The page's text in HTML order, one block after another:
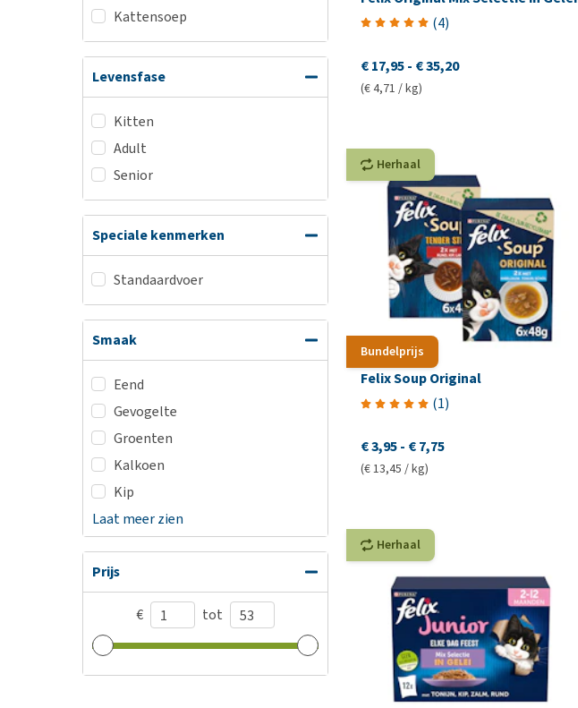
Kattensoep
Levensfase
Kitten
Adult
Senior
Speciale kenmerken
Standaardvoer
Smaak
Eend
Gevogelte
Groenten
Kalkoen
Kip
Laat meer zien
Prijs
€ tot
(4)
€ 17,95- € 35,20
(€ 4,71 / kg)
Bundelprijs
Herhaal
Felix Soup Original
(1)
€ 3,95- € 7,75
(€ 13,45 / kg)
Herhaal